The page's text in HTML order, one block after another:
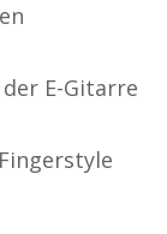
E-Gitarre